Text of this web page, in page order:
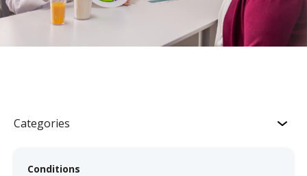
Categories
Conditions